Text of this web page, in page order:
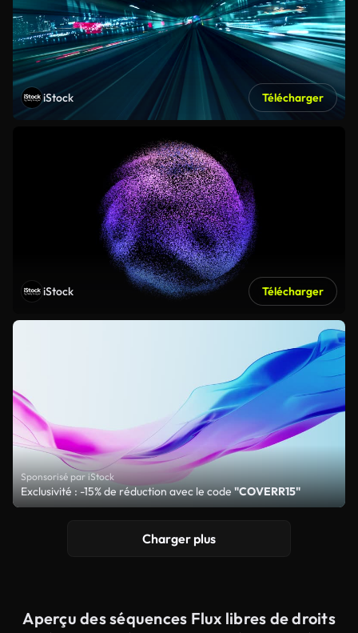
iStock Télécharger
iStock Télécharger
Sponsorisé par iStock
Exclusivité : -15% de réduction avec le code"COVERR15"
Charger plus
Aperçu des séquences Flux libres de droits